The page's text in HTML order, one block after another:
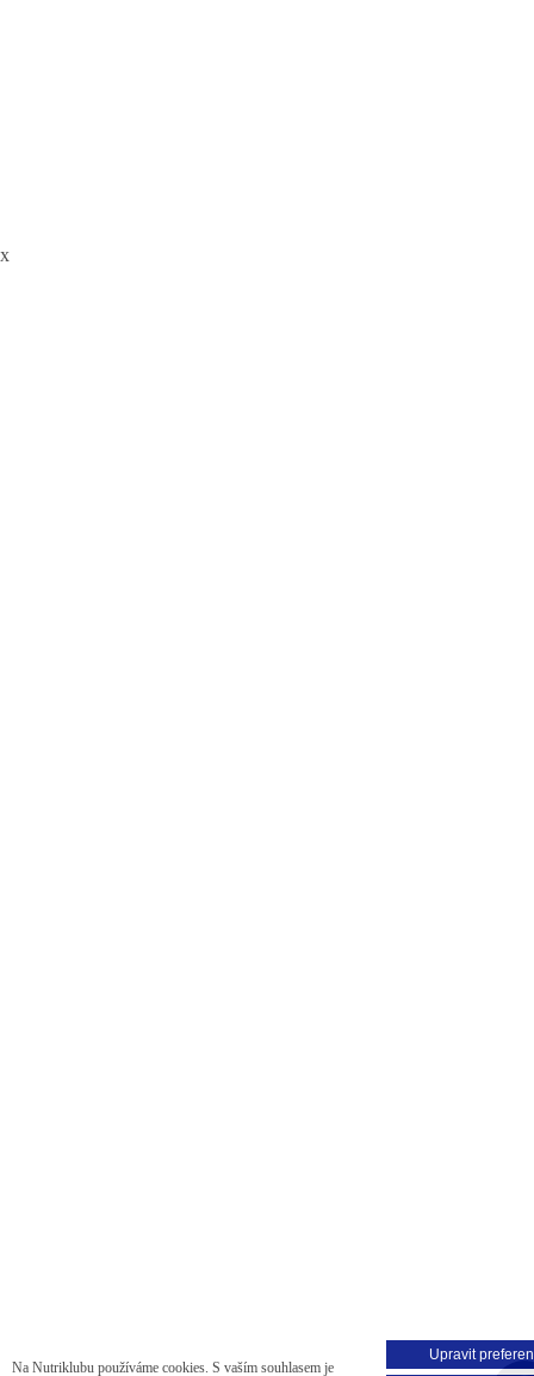
x
Na Nutriklubu používáme cookies. S vaším souhlasem je
Upravit